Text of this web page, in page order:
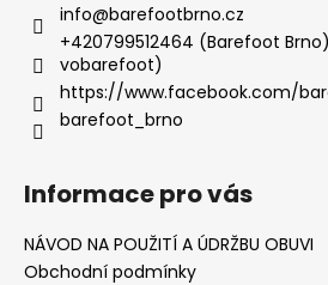
info@barefootbrno.cz
+420799512464 (Barefoot
vobarefoot)
https://www.facebook.com/
barefoot_brno
Informace pro vás
NÁVOD NA POUŽITÍ A ÚDRŽBU OBUVI
Obchodní podmínky